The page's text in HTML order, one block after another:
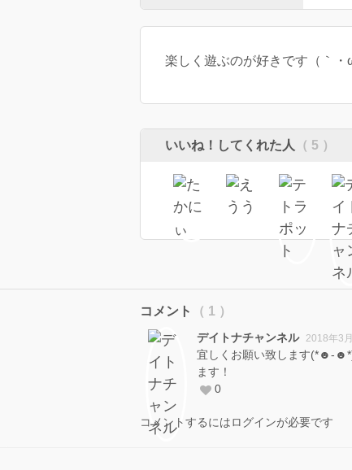
楽しく遊ぶのが好きです（｀・ω
いいね！してくれた人 （ 5 ）
コメント （ 1 ）
デイトナチャンネル 2018年3
宜しくお願い致します(*☻-
ます！
0
コメントするにはログインが必要です